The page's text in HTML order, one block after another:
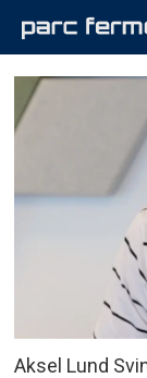
Aksel Lund